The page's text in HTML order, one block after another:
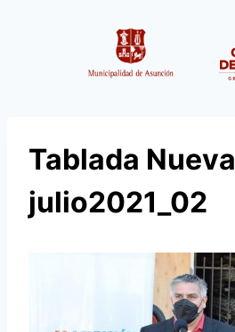
Tablada Nueva
julio2021_02